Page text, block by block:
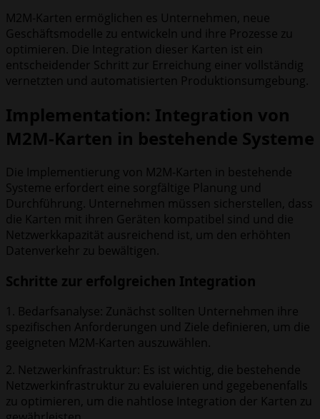
M2M-Karten ermöglichen es Unternehmen, neue
Geschäftsmodelle zu entwickeln und ihre Prozesse zu
optimieren. Die Integration dieser Karten ist ein
entscheidender Schritt zur Erreichung einer vollständig
vernetzten und automatisierten Produktionsumgebung.
Implementation: Integration von
M2M-Karten in bestehende Systeme
Die Implementierung von M2M-Karten in bestehende
Systeme erfordert eine sorgfältige Planung und
Durchführung. Unternehmen müssen sicherstellen, dass
die Karten mit ihren Geräten kompatibel sind und die
Netzwerkkapazität ausreichend ist, um den erhöhten
Datenverkehr zu bewältigen.
Schritte zur erfolgreichen Integration
1. Bedarfsanalyse: Zunächst sollten Unternehmen ihre
spezifischen Anforderungen und Ziele definieren, um die
geeigneten M2M-Karten auszuwählen.
2. Netzwerkinfrastruktur: Es ist wichtig, die bestehende
Netzwerkinfrastruktur zu evaluieren und gegebenenfalls
zu optimieren, um die nahtlose Integration der Karten zu